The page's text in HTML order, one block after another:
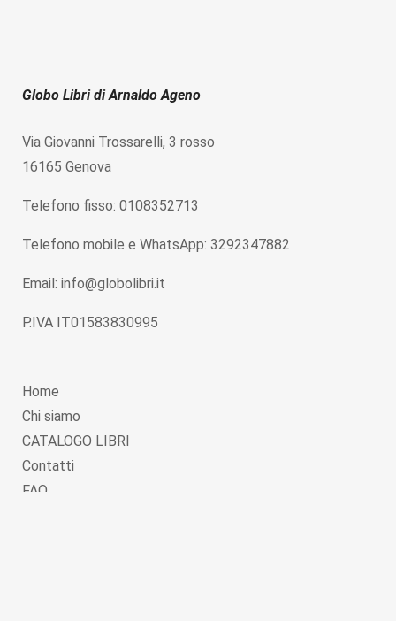
Globo Libri di Arnaldo Ageno
Via Giovanni Trossarelli, 3 rosso
16165 Genova
Telefono fisso: 0108352713
Telefono mobile e WhatsApp: 3292347882
Email: info@globolibri.it
P.IVA IT01583830995
Home
Chi siamo
CATALOGO LIBRI
Contatti
FAQ